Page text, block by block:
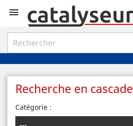

Recherche en cascade
Catégorie :